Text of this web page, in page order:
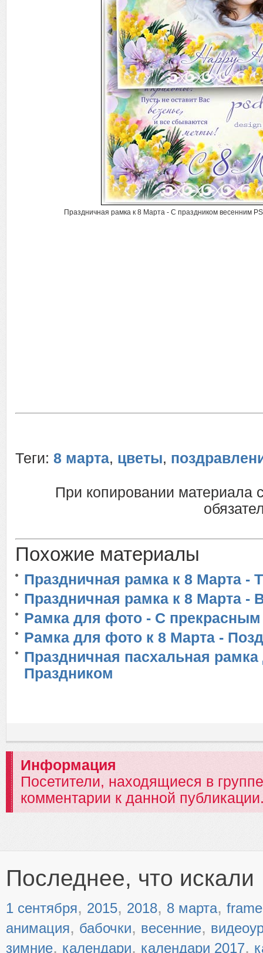
Праздничная рамка к 8 Марта - С праздником весенним
Теги: 8 марта, цветы,
При копировании материала
Похожие материалы
Праздничная рамка к 8 Марта -
Праздничная рамка к 8 Марта -
Рамка для фото - С
Рамка для фото к 8 Марта -
Праздничная пасхальная
Праздником
Информация
Посетители, находящиеся в
комментарии к данной
Последнее, что искали
1 сентября, 2015, 2018, 8 марта, frame
анимация, бабочки, весенние,
зимние, календари, календари 2017,